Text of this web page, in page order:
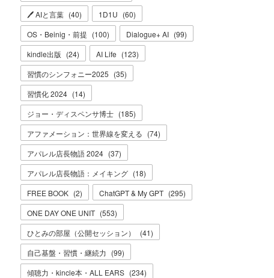
🖊 AIと言葉 (40) 1D1U (60)
OS・Beinig・前提 (100) Dialogue+ AI (99)
kindle出版 (24) AI Life (123)
習慣のシンフォニー2025 (35)
習慣化 2024 (14)
ジョー・ディスペンサ博士 (185)
アファメーション：世界線を変える (74)
アパレル店長物語 2024 (37)
アパレル店長物語：メイキング (18)
FREE BOOK (2) ChatGPT & My GPT (295)
ONE DAY ONE UNIT (553)
ひとみの部屋（公開セッション）
(41)
自己基盤・習慣・継続力 (99)
傾聴力・kincle本・ALL EARS (234)